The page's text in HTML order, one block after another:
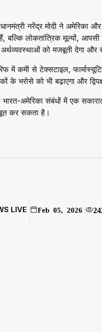
नरेंद्र मोदी ने अमेरिका
बल्कि लोकतांत्रिक मूल्यों,
को मजबूती देगा और
में कमी से टेक्सटाइल,
भरोसे को भी बढ़ाएगा और
अमेरिका संबंधों में एक
कर सकता है।
LIVE Feb 05, 2026